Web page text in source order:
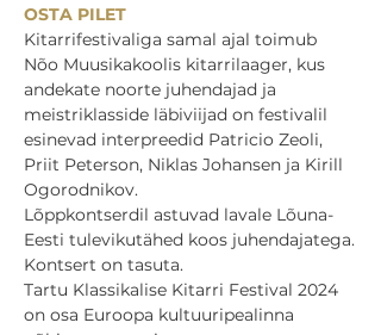
OSTA PILET
Kitarrifestivaliga samal ajal toimub
Nõo Muusikakoolis kitarrilaager, kus
andekate noorte juhendajad ja
meistriklasside läbiviijad on festivalil
esinevad interpreedid Patricio Zeoli,
Priit Peterson, Niklas Johansen ja Kirill
Ogorodnikov.
Lõppkontserdil astuvad lavale Lõuna-
Eesti tulevikutähed koos juhendajatega.
Kontsert on tasuta.
Tartu Klassikalise Kitarri Festival 2024
on osa Euroopa kultuuripealinna